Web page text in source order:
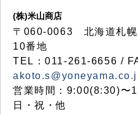
(株)米山商店
〒060-0063 北海道札幌
10番地
TEL：011-261-6656 /
営業時間：9:00(8:30)〜
日・祝・他